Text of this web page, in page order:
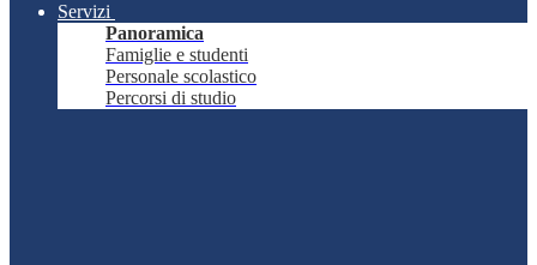
Servizi
Panoramica
Famiglie e studenti
Personale scolastico
Percorsi di studio